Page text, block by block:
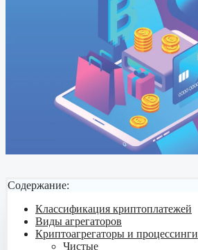
Содержание:
Классификация криптоплатежей
Виды агрегаторов
Криптоагрегаторы и процессинги
Чистые